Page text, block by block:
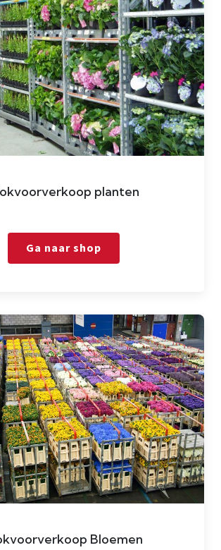
planten
Ga naar shop
Bloemen